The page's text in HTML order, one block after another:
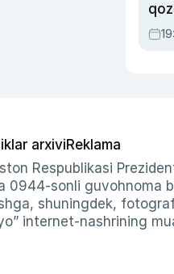
arxiviReklama
Respublikasi
0944-sonli guvohnoma
shuningdek,
internet-nashrining